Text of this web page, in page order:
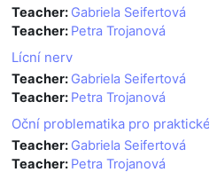
Teacher: Gabriela Seifertová
Teacher: Petra Trojanová
Lícní nerv
Teacher: Gabriela Seifertová
Teacher: Petra Trojanová
Oční problematika pro
Teacher: Gabriela Seifertová
Teacher: Petra Trojanová